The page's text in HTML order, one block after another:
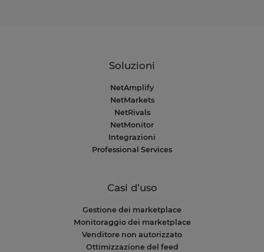
Soluzioni
NetAmplify
NetMarkets
NetRivals
NetMonitor
Integrazioni
Professional Services
Casi d’uso
Gestione dei marketplace
Monitoraggio dei marketplace
Venditore non autorizzato
Ottimizzazione del feed